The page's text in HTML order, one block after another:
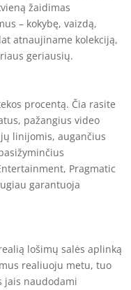
žaidimas
– kokybę, vaizdą,
atnaujiname kolekciją,
geriausių.
procentą. Čia rasite
pažangius video
linijomis, augančius
Pragmatic
garantuoja
lošimų salės aplinką
realiuoju metu, tuo
jais naudodami